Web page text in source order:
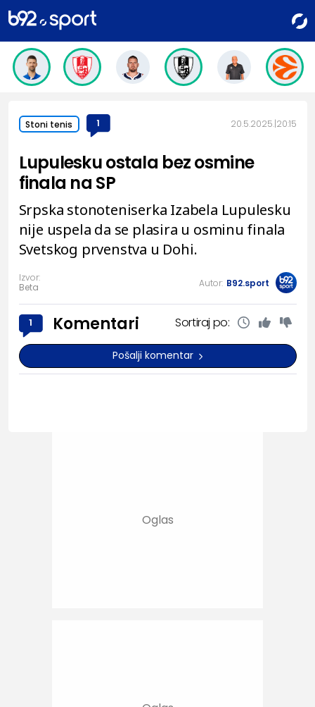
Stoni tenis 1 20.5.2025. 20:15
Lupulesku ostala bez osmine
finala na SP
Srpska stonoteniserka Izabela Lupulesku
nije uspela da se plasira u osminu finala
Svetskog prvenstva u Dohi.
Izvor:
Beta
Autor: B92.sport
1 Komentari Sortiraj po:
Pošalji komentar